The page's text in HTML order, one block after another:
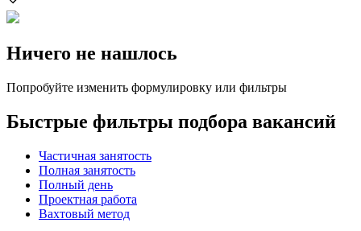
Ничего не нашлось
Попробуйте изменить формулировку или фильтры
Быстрые фильтры подбора вакансий
Частичная занятость
Полная занятость
Полный день
Проектная работа
Вахтовый метод